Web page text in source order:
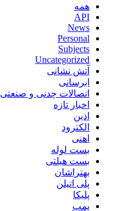
همه
API
News
Personal
Subjects
Uncategorized
آتش نشانی
ابرسانی
اتصالات چدنی و صنعتی
اخبار تازه
اذین
الکترود
اهنی
بست لوله
بست هیلتی
بهتراشان
پلی اتیلن
پلیکا
پمپ